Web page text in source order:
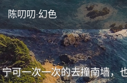
陈叨叨·幻色
宁可一次一次的去撞南墙，